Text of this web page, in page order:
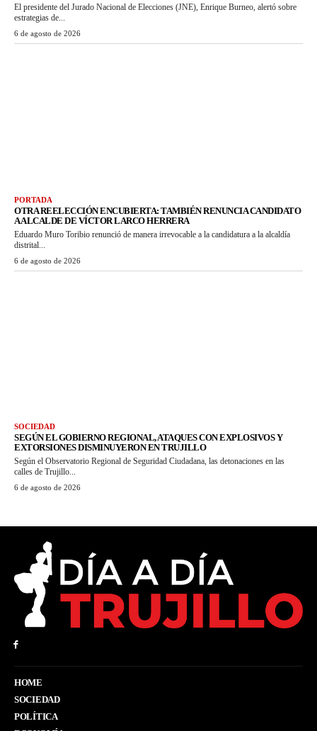
El presidente del Jurado Nacional de Elecciones (JNE), Enrique Burneo, alertó sobre
estrategias de...
6 de agosto de 2026
PORTADA
OTRA REELECCIÓN ENCUBIERTA: TAMBIÉN RENUNCIA CANDIDATO
A ALCALDE DE VÍCTOR LARCO HERRERA
Eduardo Muro Toribio renunció de manera irrevocable a la candidatura a la alcaldía
distrital...
6 de agosto de 2026
SOCIEDAD
SEGÚN EL GOBIERNO REGIONAL, ATAQUES CON EXPLOSIVOS Y
EXTORSIONES DISMINUYERON EN TRUJILLO
Según el Observatorio Regional de Seguridad Ciudadana, las detonaciones en las
calles de Trujillo...
6 de agosto de 2026
HOME
SOCIEDAD
POLÍTICA